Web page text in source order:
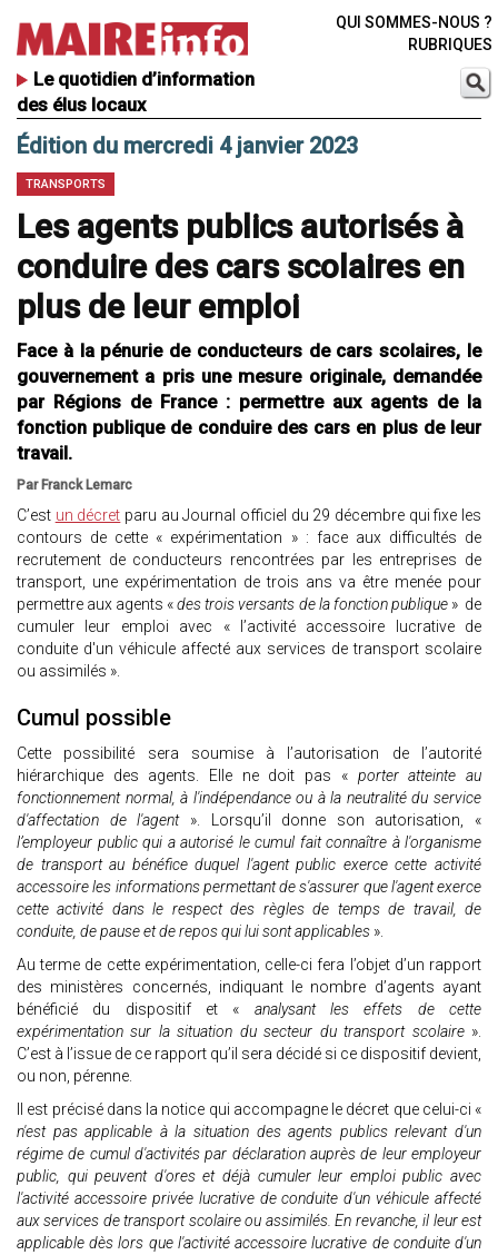
Le quotidien d’information
des élus locaux
QUI SOMMES-NOUS ?
RUBRIQUES
Édition du mercredi 4 janvier 2023
TRANSPORTS
Les agents publics autorisés à
conduire des cars scolaires en
plus de leur emploi
Face à la pénurie de conducteurs de cars scolaires, le
gouvernement a pris une mesure originale, demandée
par Régions de France : permettre aux agents de la
fonction publique de conduire des cars en plus de leur
travail.
Par Franck Lemarc
C’est un décret paru au Journal officiel du 29 décembre qui fixe les
contours de cette « expérimentation » : face aux difficultés de
recrutement de conducteurs rencontrées par les entreprises de
transport, une expérimentation de trois ans va être menée pour
permettre aux agents «des trois versants de la fonction publique» de
cumuler leur emploi avec « l’activité accessoire lucrative de
conduite d'un véhicule affecté aux services de transport scolaire
ou assimilés ».
Cumul possible
Cette possibilité sera soumise à l’autorisation de l’autorité
hiérarchique des agents. Elle ne doit pas «porter atteinte au
fonctionnement normal, à l'indépendance ou à la neutralité du service
d'affectation de l'agent». Lorsqu’il donne son autorisation, «
l’employeur public qui a autorisé le cumul fait connaître à l'organisme
de transport au bénéfice duquel l'agent public exerce cette activité
accessoire les informations permettant de s'assurer que l'agent exerce
cette activité dans le respect des règles de temps de travail, de
conduite, de pause et de repos qui lui sont applicables ».
Au terme de cette expérimentation, celle-ci fera l’objet d’un rapport
des ministères concernés, indiquant le nombre d’agents ayant
bénéficié du dispositif et « analysant les effets de cette
expérimentation sur la situation du secteur du transport scolaire».
C’est à l’issue de ce rapport qu’il sera décidé si ce dispositif devient,
ou non, pérenne.
Il est précisé dans la notice qui accompagne le décret que celui-ci «
n'est pas applicable à la situation des agents publics relevant d'un
régime de cumul d'activités par déclaration auprès de leur employeur
public, qui peuvent d'ores et déjà cumuler leur emploi public avec
l'activité accessoire privée lucrative de conduite d'un véhicule affecté
aux services de transport scolaire ou assimilés. En revanche, il leur est
applicable dès lors que l'activité accessoire lucrative de conduite d'un